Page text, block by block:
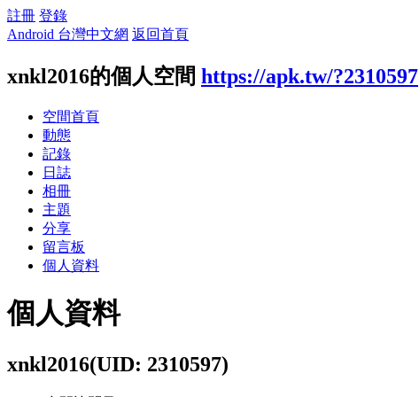
註冊 登錄
Android 台灣中文網 返回首頁
xnkl2016的個人空間 https://apk.tw/?2310597
空間首頁
動態
記錄
日誌
相冊
主題
分享
留言板
個人資料
個人資料
xnkl2016(UID: 2310597)